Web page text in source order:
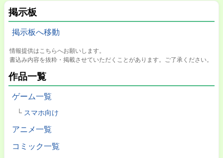
掲示板
掲示板へ移動
情報提供はこちらへお願いします。
書込み内容を抜粋・掲載させていただくことがあります。ご了承ください。
作品一覧
ゲーム一覧
スマホ向け
アニメ一覧
コミック一覧